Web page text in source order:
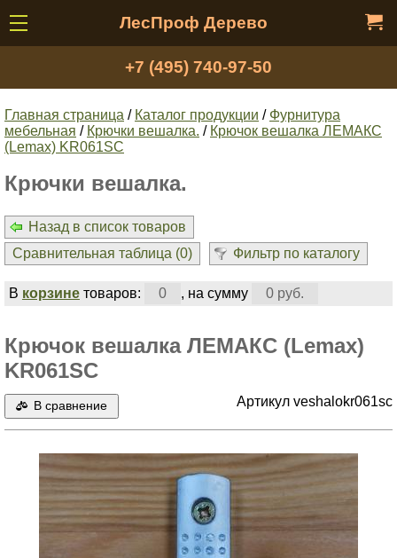
ЛесПроф Дерево
+7 (495) 740-97-50
Главная страница / Каталог продукции / Фурнитура
мебельная / Крючки вешалка. / Крючок вешалка ЛЕМАКС
(Lemax) KR061SC
Крючки вешалка.
Назад в список товаров
Сравнительная таблица (0) Фильтр по каталогу
В корзинетоваров: 0 , на сумму 0 руб.
Крючок вешалка ЛЕМАКС (Lemax)
KR061SC
В сравнение Артикул veshalokr061sc